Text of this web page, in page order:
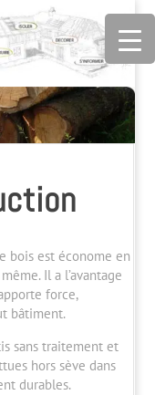
bois est économe en
Il a l’avantage
force,
bâtiment.
sans traitement et
hors sève dans
durables.